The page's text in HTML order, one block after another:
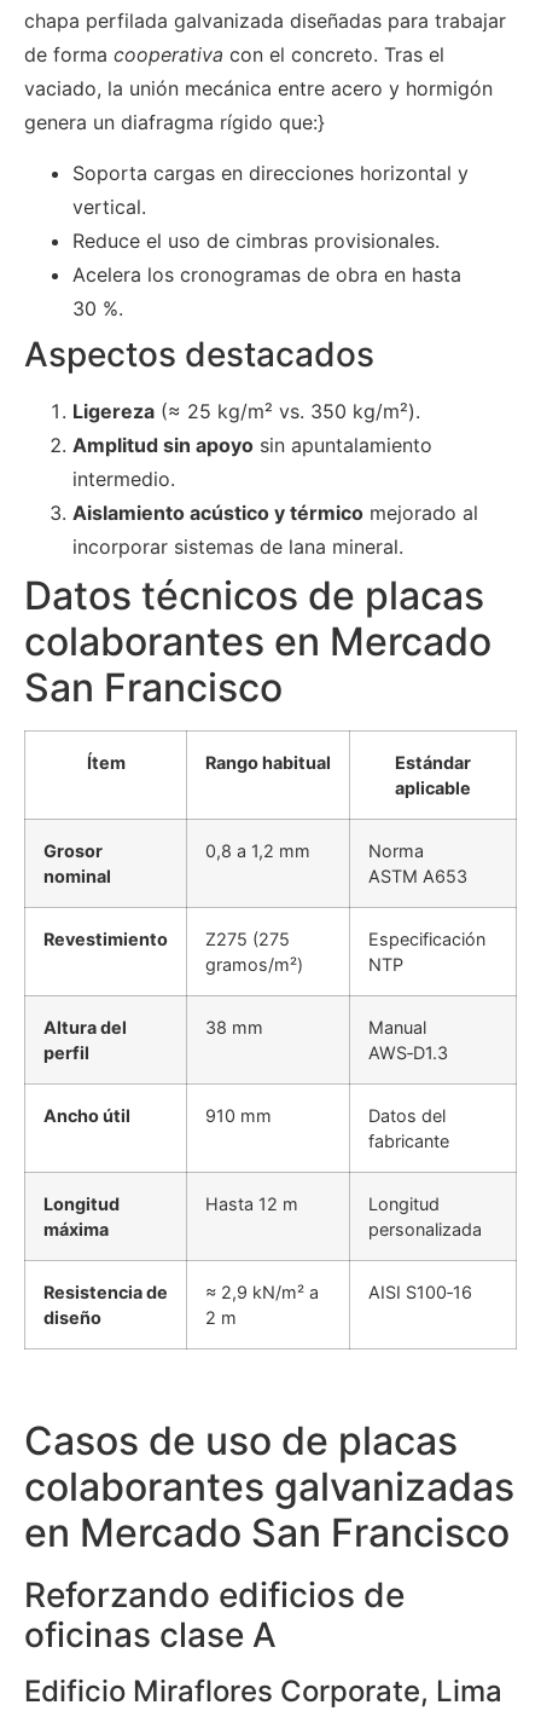
chapa perfilada galvanizada diseñadas para trabajar
de forma cooperativa con el concreto. Tras el
vaciado, la unión mecánica entre acero y hormigón
genera un diafragma rígido que:}
Soporta cargas en direcciones horizontal y
vertical.
Reduce el uso de cimbras provisionales.
Acelera los cronogramas de obra en hasta
30 %.
Aspectos destacados
Ligereza (≈ 25 kg/m² vs. 350 kg/m²).
Amplitud sin apoyo sin apuntalamiento
intermedio.
Aislamiento acústico y térmico mejorado al
incorporar sistemas de lana mineral.
Datos técnicos de placas
colaborantes en Mercado
San Francisco
Ítem Rango habitual
Estándar
aplicable
Grosor
nominal
0,8 a 1,2 mm
Norma
ASTM A653
Revestimiento
Z275 (275
gramos/m²)
Especificación
NTP
Altura del
perfil
38 mm
Manual
AWS‑D1.3
Ancho útil 910 mm
Datos del
fabricante
Longitud
máxima
Hasta 12 m
Longitud
personalizada
Resistencia de
diseño
≈ 2,9 kN/m² a
2 m
AISI S100‑16
Casos de uso de placas
colaborantes galvanizadas
en Mercado San Francisco
Reforzando edificios de
oficinas clase A
Edificio Miraflores Corporate, Lima